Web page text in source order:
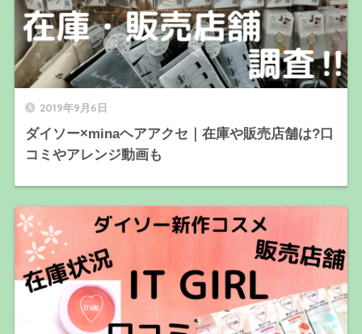
2019年9月6日
ダイソー×minaヘアアクセ｜在庫や販売店舗は?口
コミやアレンジ動画も